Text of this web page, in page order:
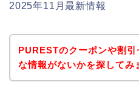
2025年11月最新情報
PURESTのクーポンや割
な情報がないかを探してみ